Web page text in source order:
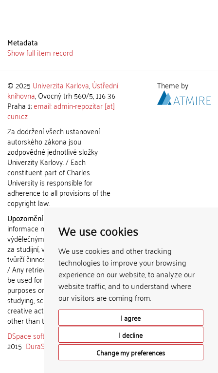
We use cookies
We use cookies and other tracking
technologies to improve your browsing
experience on our website, to analyze our
website traffic, and to understand where
our visitors are coming from.
I agree
I decline
Change my preferences
Metadata
Show full item record
© 2025 Univerzita Karlova,Ústřední
knihovna, Ovocný trh 560/5, 116 36
Praha 1;email: admin-repozitar [at]
cuni.cz
Za dodržení všech ustanovení
autorského zákona jsou
zodpovědné jednotlivé složky
Univerzity Karlovy. / Each
constituent part of Charles
University is responsible for
adherence to all provisions of the
copyright law.
Upozornění / Notice:
informace nemohou být použity k
výdělečným účelům nebo vydávány
za studijní, vědeckou nebo jinou
tvůrčí činnost jiné osoby než autora.
/ Any retrieved information shall not
be used for any commercial
purposes or claimed as results of
studying, scientific or any other
creative activities of any person
other than the author.
DSpace software
2015 DuraSpace
Theme by